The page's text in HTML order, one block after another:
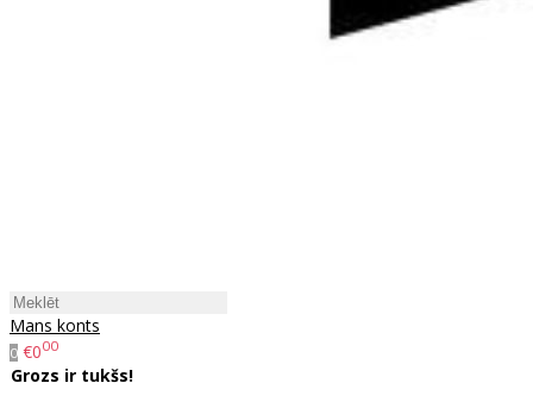
Mans konts
0 €000
Grozs ir tukšs!